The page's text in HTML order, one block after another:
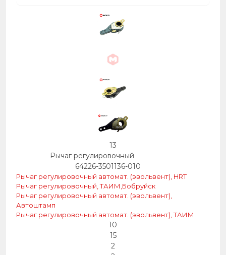
13
Рычаг регулировочный
64226-3501136-010
Рычаг регулировочный автомат. (эвольвент), HRT
Рычаг регулировочный, ТАИМ,Бобруйск
Рычаг регулировочный автомат. (эвольвент),
Автоштамп
Рычаг регулировочный автомат. (эвольвент), ТАИМ
10
15
2